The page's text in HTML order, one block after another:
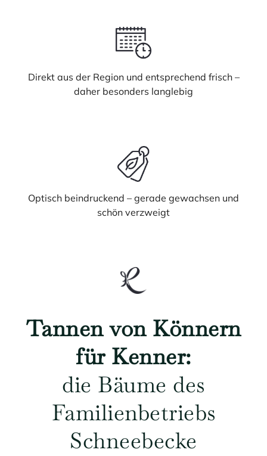
Direkt aus der Region und entsprechend frisch –
daher besonders langlebig
Optisch beindruckend – gerade gewachsen und
schön verzweigt
Tannen von Könnern
für Kenner:
die Bäume des
Familienbetriebs
Schneebecke